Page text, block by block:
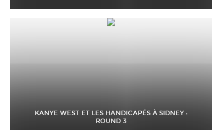
KANYE WEST ET LES HANDICAPÉS À SIDNEY :
ROUND 3